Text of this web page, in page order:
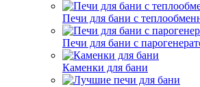
Печи для бани с
Печи для бани с
Каменки для бани